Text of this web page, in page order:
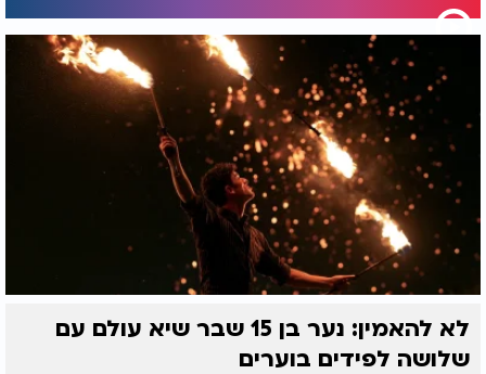
לא להאמין: נער בן 15 שבר שיא עולם עם
שלושה לפידים בוערים